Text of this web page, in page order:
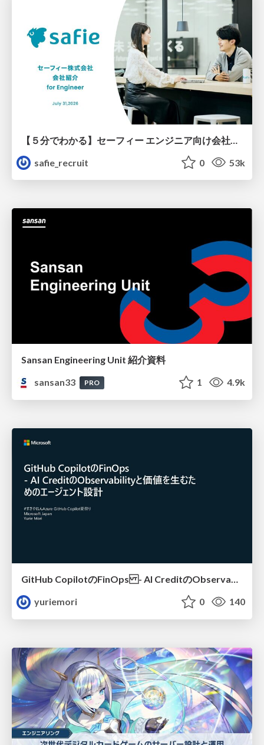
safie_recruit
0 53k
Sansan Engineering Unit 紹介資料
sansan33
PRO 1 4.9k
GitHub CopilotのFinOps - AI CreditのObservabilityと価値を生むためのエージェント設計
yuriemori
0 140